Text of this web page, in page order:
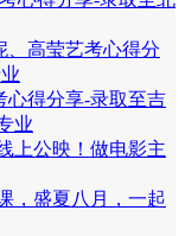
、高莹艺考心得分
心得分享-录取至吉
业
上公映！做电影主
，盛夏八月，一起